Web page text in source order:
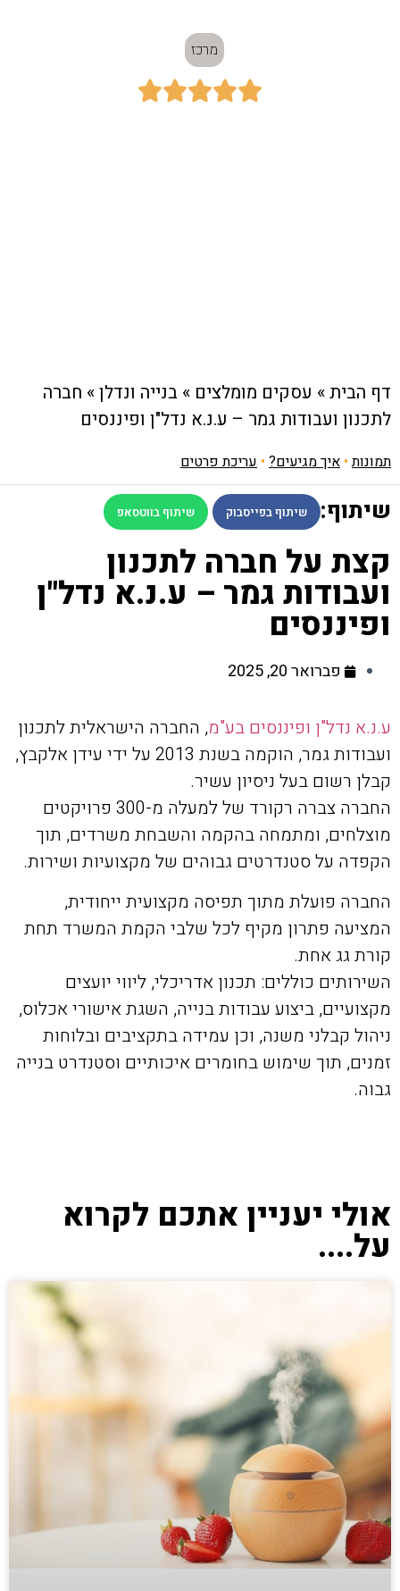
מרכז





דף הבית» עסקים מומלצים » בנייה ונדלן» חברה
לתכנון ועבודות גמר – ע.נ.א נדל"ן ופיננסים
תמונות• איך מגיעים? • עריכת פרטים
שיתוף: שיתוף בפייסבוק שיתוף בווטסאפ
קצת על חברה לתכנון
ועבודות גמר – ע.נ.א נדל"ן
ופיננסים
פברואר 20, 2025
ע.נ.א נדל"ן ופיננסים בע"מ, החברה הישראלית לתכנון
ועבודות גמר, הוקמה בשנת 2013 על ידי עידן אלקבץ,
קבלן רשום בעל ניסיון עשיר.
החברה צברה רקורד של למעלה מ-300 פרויקטים
מוצלחים, ומתמחה בהקמה והשבחת משרדים, תוך
הקפדה על סטנדרטים גבוהים של מקצועיות ושירות.
החברה פועלת מתוך תפיסה מקצועית ייחודית,
המציעה פתרון מקיף לכל שלבי הקמת המשרד תחת
קורת גג אחת.
השירותים כוללים: תכנון אדריכלי, ליווי יועצים
מקצועיים, ביצוע עבודות בנייה, השגת אישורי אכלוס,
ניהול קבלני משנה, וכן עמידה בתקציבים ובלוחות
זמנים, תוך שימוש בחומרים איכותיים וסטנדרט בנייה
גבוה.
אולי יעניין אתכם לקרוא
על....